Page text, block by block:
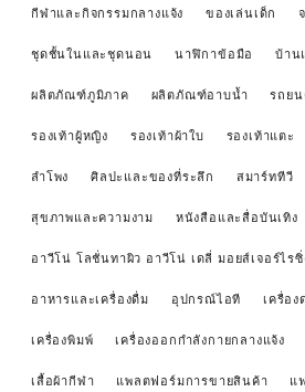
กีฬาและกิจกรรมกลางแจ้ง ของเล่นเด็ก
ชุดชั้นในและชุดนอน นาฬิกาข้อมือ บ้าน
ผลิตภัณฑ์ภูมิภาค ผลิตภัณฑ์อาบน้ำ รถย
รองเท้าผู้หญิง รองเท้าผ้าใบ รองเท้าแตะ
ลำโพง ศิลปะและของที่ระลึก สมาร์ททีวี
สุขภาพและความงาม หนังสือและสื่อบันเทิง
อาวีโน่ โลชั่นทาผิว อาวีโน่ เดลี่ มอยส์เจอร์ไรซิ่
อาหารและเครื่องดื่ม อุปกรณ์ไอที เครื่อง
เครื่องพิมพ์ เครื่องออกกำลังกายกลางแจ้ง
เสื้อผ้ากีฬา แพลตฟอร์มการขายสินค้า แ